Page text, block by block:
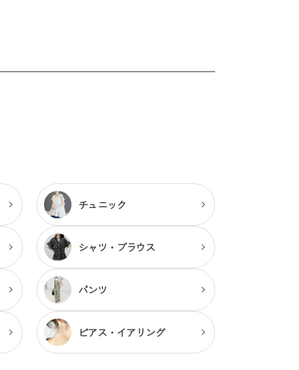
チュニック
シャツ・ブラウス
パンツ
ピアス・ イアリング